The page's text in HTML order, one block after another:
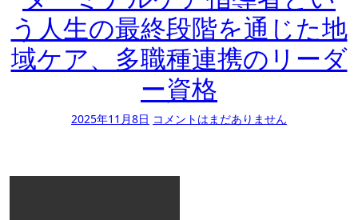
う人生の最終段階を通じた地
域ケア、多職種連携のリーダ
ー資格
2025年11月8日 コメントはまだありません